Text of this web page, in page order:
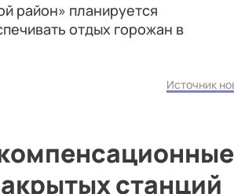
район» планируется
отдых горожан в
Источник
станций